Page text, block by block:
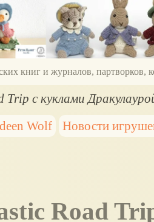
книг и журналов, партворков,
с куклами
Wolf Новости